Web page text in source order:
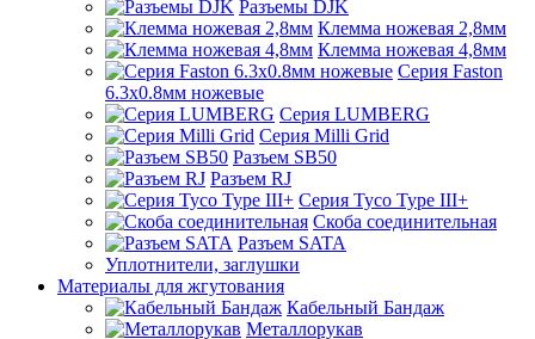
Разъемы DJK
Клемма ножевая 2,8мм
Клемма ножевая 4,8мм
Серия Faston
6.3х0.8мм ножевые
Серия LUMBERG
Серия Milli Grid
Разъем SB50
Разъем RJ
Серия Tyco Type III+
Скоба соединительная
Разъем SATA
Уплотнители, заглушки
Материалы для жгутования
Кабельный Бандаж
Металлорукав